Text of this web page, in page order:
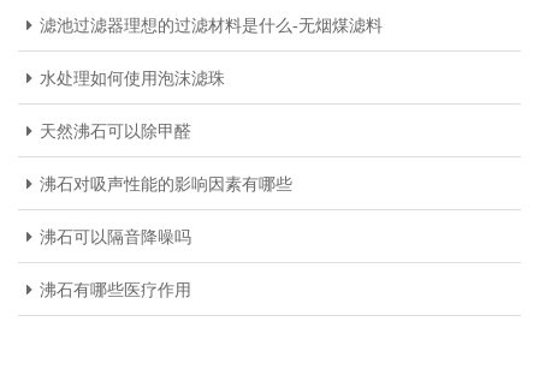
滤池过滤器理想的过滤材料是什么-无烟煤滤料
水处理如何使用泡沫滤珠
天然沸石可以除甲醛
沸石对吸声性能的影响因素有哪些
沸石可以隔音降噪吗
沸石有哪些医疗作用